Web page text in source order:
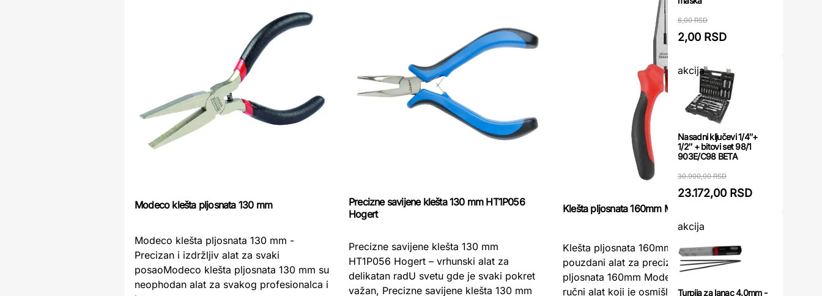
Modeco klešta pljosnata 130 mm
Modeco klešta pljosnata 130 mm -
Precizan i izdržljiv alat za svaki
posaoModeco klešta pljosnata 130 mm su
neophodan alat za svakog profesionalca i
Precizne savijene klešta 130 mm HT1P056
Hogert
Precizne savijene klešta 130 mm
HT1P056 Hogert – vrhunski alat za
delikatan radU svetu gde je svaki pokret
važan, Precizne savijene klešta 130 mm
Klešta pljosnata 160mm Modeco
Klešta pljosnata 160mm Modeco - Vaš
pouzdani alat za precizan radKlešta
pljosnata 160mm Modeco su univerzalni
ručni alat koji je osmišljen za hvatanje ...
6,00 RSD
2,00 RSD
akcija
Nasadni ključevi 1/4″+
1/2″ + bitovi set 98/1
903E/C98 BETA
30.900,00 RSD
23.172,00 RSD
akcija
Turpija za lanac 4.0mm -